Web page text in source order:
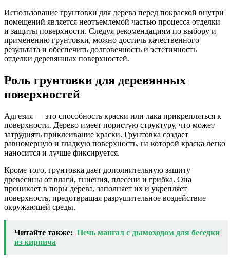
Использование грунтовки для дерева перед покраской внутри
помещений является неотъемлемой частью процесса отделки
и защиты поверхности. Следуя рекомендациям по выбору и
применению грунтовки, можно достичь качественного
результата и обеспечить долговечность и эстетичность
отделки деревянных поверхностей.
Роль грунтовки для деревянных
поверхностей
Адгезия — это способность краски или лака прикрепляться к
поверхности. Дерево имеет пористую структуру, что может
затруднять приклеивание краски. Грунтовка создает
равномерную и гладкую поверхность, на которой краска легко
наносится и лучше фиксируется.
Кроме того, грунтовка дает дополнительную защиту
древесины от влаги, гниения, плесени и грибка. Она
проникает в поры дерева, заполняет их и укрепляет
поверхность, предотвращая разрушительное воздействие
окружающей среды.
Читайте также: Печь мангал с дымоходом для беседки
из кирпича